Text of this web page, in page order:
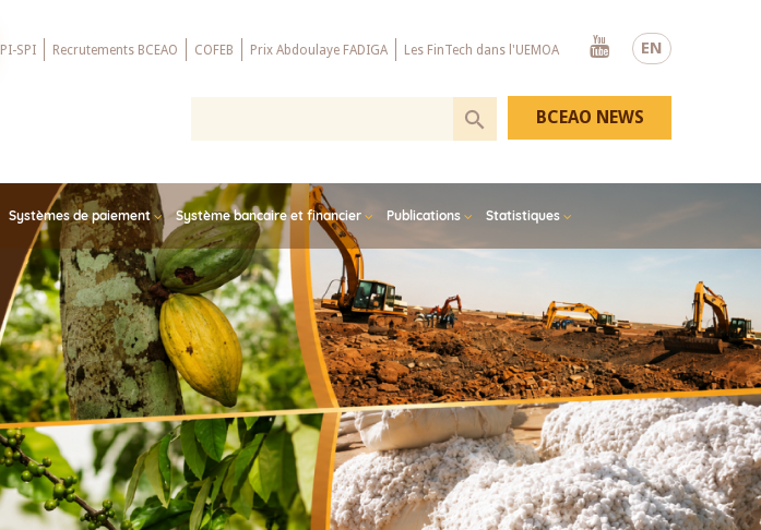
EN
PI-SPI Recrutements BCEAO COFEB Prix Abdoulaye FADIGA Les FinTech dans l'UEMOA
Youtube
Systèmes de paiement Système bancaire et financier Publications Statistiques
BCEAO NEWS